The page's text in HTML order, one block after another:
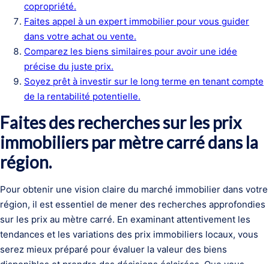
copropriété.
Faites appel à un expert immobilier pour vous guider
dans votre achat ou vente.
Comparez les biens similaires pour avoir une idée
précise du juste prix.
Soyez prêt à investir sur le long terme en tenant compte
de la rentabilité potentielle.
Faites des recherches sur les prix
immobiliers par mètre carré dans la
région.
Pour obtenir une vision claire du marché immobilier dans votre
région, il est essentiel de mener des recherches approfondies
sur les prix au mètre carré. En examinant attentivement les
tendances et les variations des prix immobiliers locaux, vous
serez mieux préparé pour évaluer la valeur des biens